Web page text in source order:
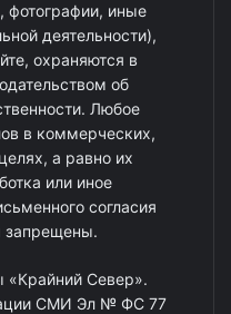
фотографии, иные
деятельности),
охраняются в
об
Любое
в коммерческих,
а равно их
или иное
согласия
запрещены.
«Крайний Север».
СМИ Эл № ФС 77